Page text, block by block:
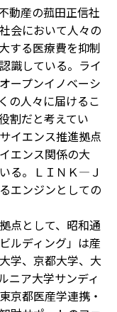
動産の菰田正信社
会において人々の
する医療費を抑制
識している。ライ
ープンイノベーシ
の人々に届けるこ
割だと考えてい
イエンス推進拠点
エンス関係の大
る。ＬＩＮＫ―Ｊ
エンジンとしての
点として、昭和通
ルディング」は産
学、京都大学、大
ニア大学サンディ
京都医産学連携・